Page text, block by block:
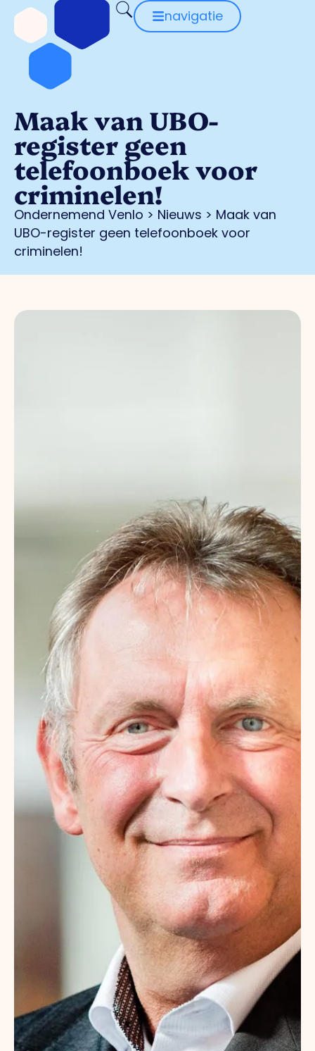
navigatie
Maak van UBO-
register geen
telefoonboek voor
criminelen!
Ondernemend Venlo > Nieuws > Maak van
UBO-register geen telefoonboek voor
criminelen!